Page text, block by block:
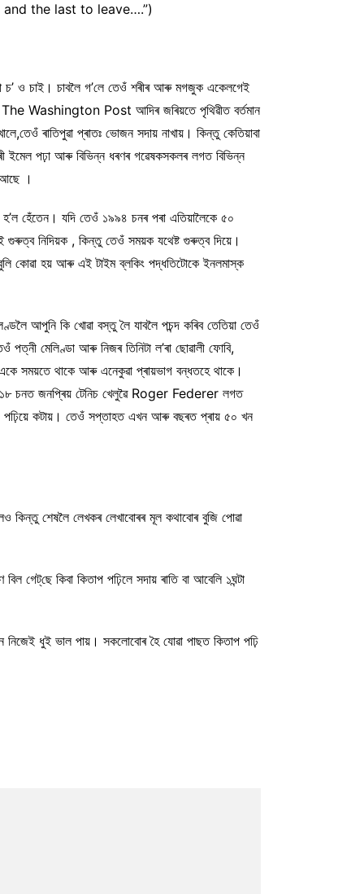
the last to leave….”)
চ’ ও চাই। চাবলৈ গ’লে তেওঁ শৰীৰ আৰু মগজুক একেলগেই
Washington Post আদিৰ জৰিয়তে পৃথিৱীত বৰ্তমান
ৰাতিপুৱা প্ৰাতঃ ভোজন সদায় নাখায়। কিন্তু কেতিয়াবা
ইমেল পঢ়া আৰু বিভিন্ন ধৰণৰ গৱেষকসকলৰ লগত বিভিন্ন
।
হেঁতেন। যদি তেওঁ ১৯৯৪ চনৰ পৰা এতিয়ালৈকে ৫০
গুৰুত্ব নিদিয়ক , কিন্তু তেওঁ সময়ক যথেষ্ট গুৰুত্ব দিয়ে।
কোৱা হয় আৰু এই টাইম ব্লকিং পদ্ধতিটোকে ইনলমাস্ক
আপুনি কি খোৱা বস্তু লৈ যাবলৈ পচন্দ কৰিব তেতিয়া তেওঁ
মেলিণ্ডা আৰু নিজৰ তিনিটা ল’ৰা ছোৱালী ফোবি,
সময়তে থাকে আৰু এনেকুৱা প্ৰায়ভাগ বন্ধতহে থাকে।
চনত জনপ্ৰিয় টেনিচ খেলুৱৈ Roger Federer লগত
পঢ়িয়ে কটায়। তেওঁ সপ্তাহত এখন আৰু বছৰত প্ৰায় ৫০ খন
শেষলৈ লেখকৰ লেখাবোৰৰ মূল কথাবোৰ বুজি পোৱা
কিবা কিতাপ পঢ়িলে সদায় ৰাতি বা আবেলি ১ঘন্টা
নিজেই ধুই ভাল পায়। সকলোবোৰ হৈ যোৱা পাছত কিতাপ পঢ়ি